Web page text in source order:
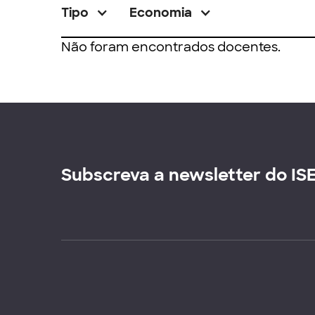
Tipo Economia
Não foram encontrados docentes.
Subscreva a newsletter do